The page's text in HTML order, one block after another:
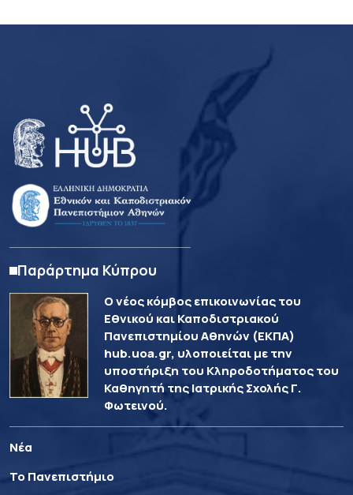
Παράρτημα Κύπρου
Ο νέος κόμβος επικοινωνίας του
Εθνικού και Καποδιστριακού
Πανεπιστημίου Αθηνών (ΕΚΠΑ)
hub.uoa.gr, υλοποιείται με την
υποστήριξη του Κληροδοτήματος του
Καθηγητή της Ιατρικής Σχολής Γ.
Φωτεινού.
Νέα
Το Πανεπιστήμιο